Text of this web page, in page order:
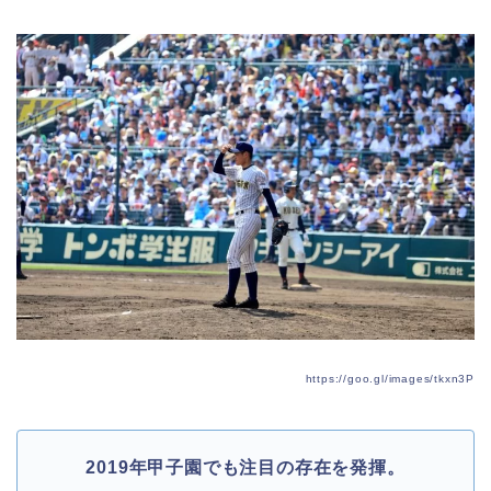
https://goo.gl/images/tkxn3P
2019年甲子園でも注目の存在を発揮。